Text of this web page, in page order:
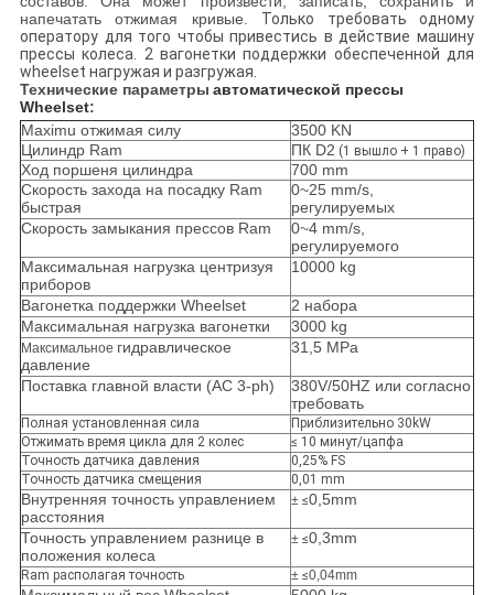
напечатать отжимая кривые.
Только требовать одному
оператору для того чтобы привестись в действие машину
прессы колеса. 2 вагонетки поддержки обеспеченной для
wheelset нагружая и разгружая.
Технические параметры автоматической прессы
Wheelset:
Maximu отжимая силу
3500 KN
Цилиндр Ram
ПК D2 (1 вышло + 1 право)
Ход поршеня цилиндра
700 mm
Скорость захода на посадку Ram
быстрая
0~25 mm/s,
регулируемых
Скорость замыкания прессов Ram
0~4 mm/s,
регулируемого
Максимальная нагрузка центризуя
приборов
10000 kg
Вагонетка поддержки Wheelset
2 набора
Максимальная нагрузка вагонетки
3000 kg
Максимальное гидравлическое
давление
31,5 MPa
Поставка главной власти (AC 3-ph)
380V/50HZ или согласно
требовать
Полная установленная сила
Приблизительно 30kW
Отжимать время цикла для 2 колес
≤ 10 минут/цапфа
Точность датчика давления
0,25% FS
Точность датчика смещения
0,01 mm
Внутренняя точность управлением
расстояния
±≤0,5mm
Точность управлением разнице в
положения колеса
±≤0,3mm
Ram располагая точность ±≤0,04mm